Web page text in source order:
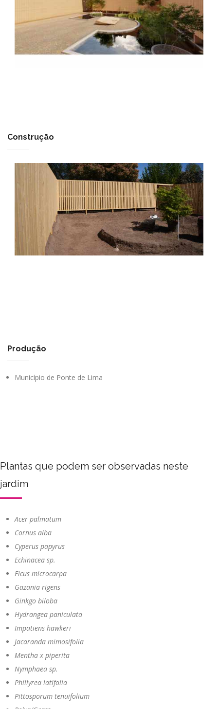
Construção
Produção
Município de Ponte de Lima
Plantas que podem ser observadas neste
jardim
Acer palmatum
Cornus alba
Cyperus papyrus
Echinacea sp.
Ficus microcarpa
Gazania rigens
Ginkgo biloba
Hydrangea paniculata
Impatiens hawkeri
Jacaranda mimosifolia
Mentha x piperita
Nymphaea sp.
Phillyrea latifolia
Pittosporum tenuifolium